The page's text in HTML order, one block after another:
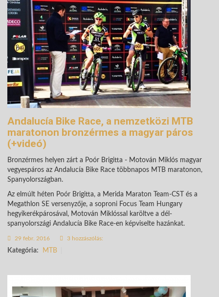
Andalucía Bike Race, a nemzetközi MTB
maratonon bronzérmes a magyar páros
(+videó)
Bronzérmes helyen zárt a Poór Brigitta - Motován Miklós magyar
vegyespáros az Andalucía Bike Race többnapos MTB maratonon,
Spanyolországban.
Az elmúlt héten Poór Brigitta, a Merida Maraton Team-CST és a
Megathlon SE versenyzője, a soproni Focus Team Hungary
hegyikerékpárosával, Motován Miklóssal karöltve a dél-
spanyolországi Andalucía Bike Race-en képviselte hazánkat.
29 febr. 2016 3 hozzászólás:
Kategória: MTB